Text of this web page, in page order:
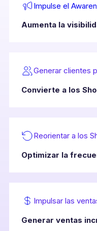
Impulse el
Aumenta la
Generar clientes
Convierte a los
Reorientar a los
Optimizar la
Impulsar las
Generar ventas